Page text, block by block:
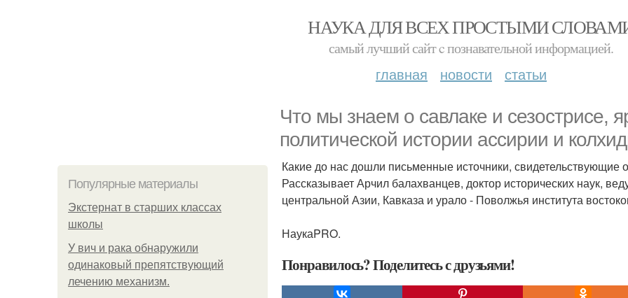
НАУКА ДЛЯ ВСЕХ ПРОСТЫМИ
самый лучший сайт c познавательной информацией.
главная новости статьи
Что мы знаем о савлаке и сезострисе,
политической истории ассирии и
Популярные материалы
Экстернат в старших классах
школы
У вич и рака обнаружили
одинаковый препятствующий
лечению механизм.
Какие до нас дошли письменные источники, свидетельствующие
Рассказывает Арчил балахванцев, доктор исторических наук,
центральной Азии, Кавказа и урало - Поволжья института
НаукаPRO.
Понравилось? Поделитесь с друзьями!